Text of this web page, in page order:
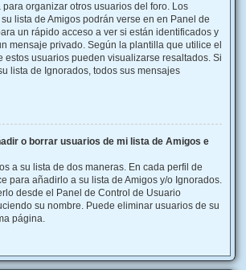
para organizar otros usuarios del foro. Los
lista de Amigos podrán verse en en Panel de
un rápido acceso a ver si están identificados y
mensaje privado. Según la plantilla que utilice el
estos usuarios pueden visualizarse resaltados. Si
lista de Ignorados, todos sus mensajes
o borrar usuarios de mi lista de Amigos e
a su lista de dos maneras. En cada perfil de
para añadirlo a su lista de Amigos y/o Ignorados.
desde el Panel de Control de Usuario
su nombre. Puede eliminar usuarios de su
página.